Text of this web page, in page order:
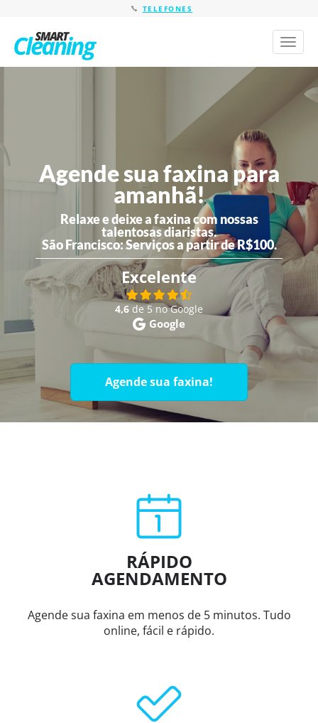
TELEFONES
Toggle
Agende sua faxina para
amanhã!
Relaxe e deixe a faxina com nossas
talentosas diaristas.
São Francisco:Serviços a partir de R$100.
Excelente
4,6 de 5 no Google
Google
Agende sua faxina!
RÁPIDO
AGENDAMENTO
Agende sua faxina em menos de 5 minutos. Tudo
online, fácil e rápido.